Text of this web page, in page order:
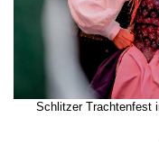
Schlitzer Trachtenfest